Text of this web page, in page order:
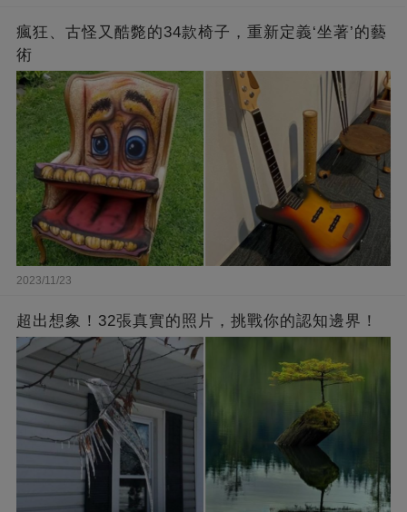
瘋狂、古怪又酷斃的34款椅子，重新定義‘坐著’的藝
術
2023/11/23
超出想象！32張真實的照片，挑戰你的認知邊界！